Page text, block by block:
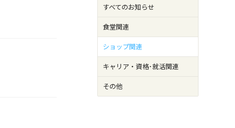
すべてのお知らせ
食堂関連
ショップ関連
キャリア・資格･就活関連
その他